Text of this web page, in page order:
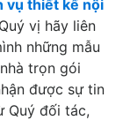
vụ thiết kế nội
vị hãy liên
những mẫu
trọn gói
được sự tin
Quý đối tác,